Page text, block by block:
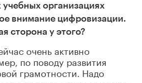
организациях
внимание цифровизации.
сторона у этого?
очень активно
по поводу развития
грамотности. Надо